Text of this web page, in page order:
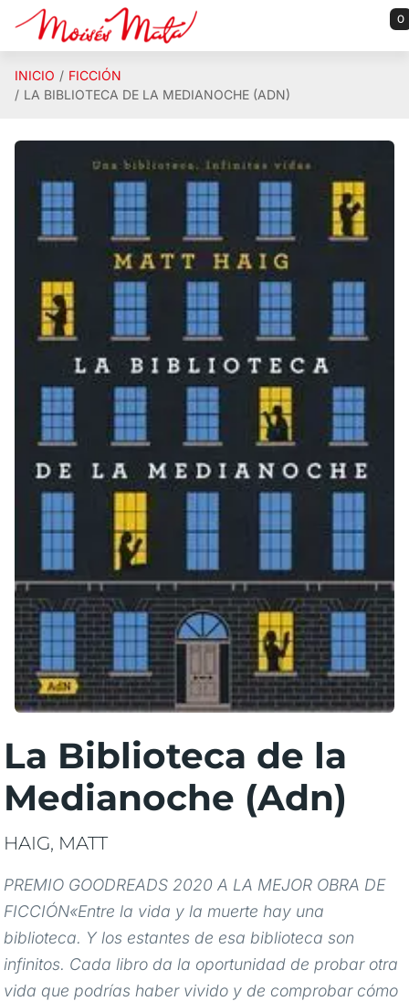
Saltar al contenido principal 0
INICIO
FICCIÓN
LA BIBLIOTECA DE LA MEDIANOCHE (ADN)
La Biblioteca de la
Medianoche (Adn)
HAIG, MATT
PREMIO GOODREADS 2020 A LA MEJOR OBRA DE
FICCIÓN«Entre la vida y la muerte hay una
biblioteca. Y los estantes de esa biblioteca son
infinitos. Cada libro da la oportunidad de probar otra
vida que podrías haber vivido y de comprobar cómo